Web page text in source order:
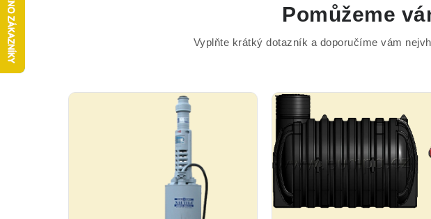
Pomůžeme
Vyplňte krátký dotazník a doporučíme vám